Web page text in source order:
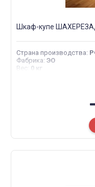
Шкаф-купе
Страна производства:
Фабрика: ЭО
Вес : 0 кг